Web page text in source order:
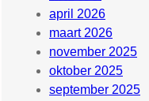
april 2026
maart 2026
november 2025
oktober 2025
september 2025